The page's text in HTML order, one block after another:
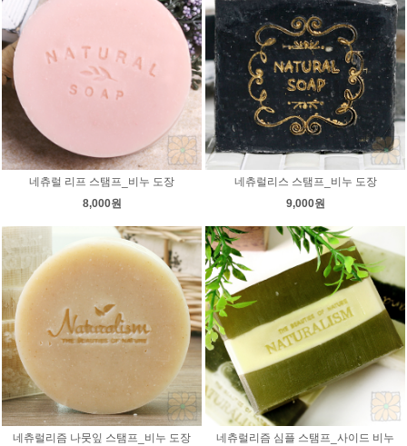
네츄럴 리프 스탬프_비누 도장
8,000원
네츄럴리스 스탬프_비누 도장
9,000원
네츄럴리즘 나뭇잎 스탬프_비누 도장
네츄럴리즘 심플 스탬프_사이드 비누